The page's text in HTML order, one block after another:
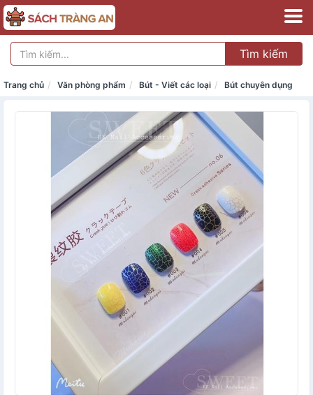
Tìm kiếm
Trang chủ Văn phòng phẩm Bút - Viết các loại Bút chuyên dụng